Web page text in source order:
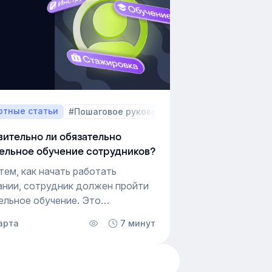
как устроены MBTI
и как их учитывать в работе.
как это тестирование
в бизнесе и какую пользу
в управлении персоналом.
статьи #Пошаговое руководство
ли обязательно
обучение сотрудников?
как начать работать
сотрудник должен пройти
обучение. Это
человека к задачам,
действуют практически
448 7 минут